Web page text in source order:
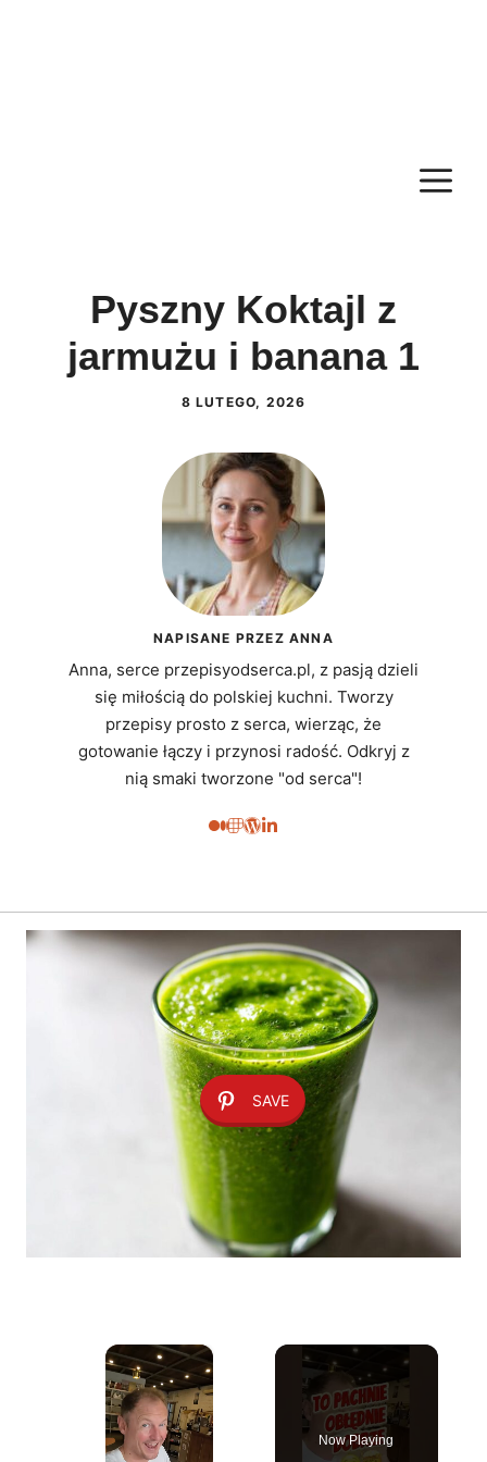
Pyszny Koktajl z
jarmużu i banana 1
8 LUTEGO, 2026
NAPISANE PRZEZ ANNA
Anna, serce przepisyodserca.pl, z pasją dzieli
się miłością do polskiej kuchni. Tworzy
przepisy prosto z serca, wierząc, że
gotowanie łączy i przynosi radość. Odkryj z
nią smaki tworzone "od serca"!
SAVE
×
Now Playing